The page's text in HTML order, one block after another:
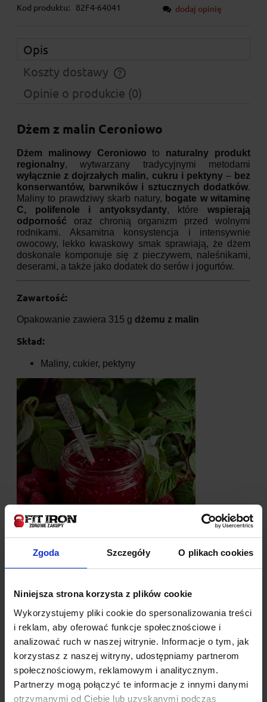
Zgoda Szczegóły O plikach cookies
Niniejsza strona korzysta z plików cookie
Wykorzystujemy pliki cookie do spersonalizowania treści
i reklam, aby oferować funkcje społecznościowe i
analizować ruch w naszej witrynie. Informacje o tym, jak
korzystasz z naszej witryny, udostępniamy partnerom
społecznościowym, reklamowym i analitycznym.
Partnerzy mogą połączyć te informacje z innymi danymi
otrzymanymi od Ciebie lub uzyskanymi podczas
Kod produktu:
82F4-64041
dodaj opinię
Opis
Koszty dostawy
Cena nie zawiera ewentualnych kosztów płatności
Opinie o produkcie (0)
Dżem z malin Ceroniowo
Dżem malinowy Ceroniowo to naturalny produkt
regionalny, wytwarzany tradycyjnymi metodami
wyłącznie z dojrzałych malin, cukru i pektyny– bez
konserwantów, barwników i sztucznych dodatków.
Maliny to prawdziwy skarb natury, bogate w witaminę
C, polifenole i antyoksydanty, którewspierają
odporność oraz chronią organizm przed wolnymi
rodnikami. Aksamitna konsystencja i intensywnie
owocowy, lekko kwaskowy smak sprawiają, że dżem
doskonale komponuje się z pieczywem, naleśnikami,
deserami, a także jako dodatek do serów i jogurtów.
Zawartość:
Opakowanie zawiera 315 g dżemu z malin
Skład:
Maliny, cukier, pektyny
od źródeł światła.
Dżem z malin - właściwości
✔Naturalne wsparcie odporności– maliny są
bogate w witaminę C, która pomaga wzmacniać
organizm.